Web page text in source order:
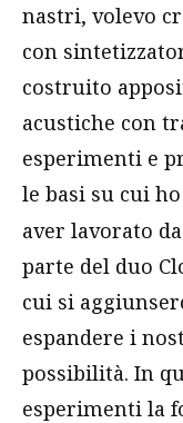
nastri, volevo
con
costruito
acustiche con
esperimenti e
le basi su cui
aver lavorato
parte del duo
cui si
espandere i
possibilità. In
esperimenti la